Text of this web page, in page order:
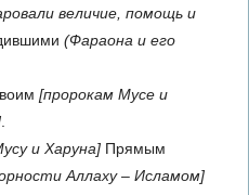
величие, помощь и
(Фараона и его
[пророкам Мусе и
и Харуна] Прямым
Аллаху – Исламом]